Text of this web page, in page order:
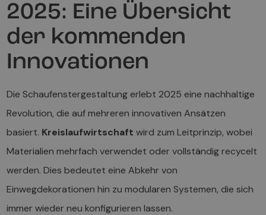
2025: Eine Übersicht
der kommenden
Innovationen
Die Schaufenstergestaltung erlebt 2025 eine nachhaltige
Revolution, die auf mehreren innovativen Ansätzen
basiert. Kreislaufwirtschaft wird zum Leitprinzip, wobei
Materialien mehrfach verwendet oder vollständig recycelt
werden. Dies bedeutet eine Abkehr von
Einwegdekorationen hin zu modularen Systemen, die sich
immer wieder neu konfigurieren lassen.